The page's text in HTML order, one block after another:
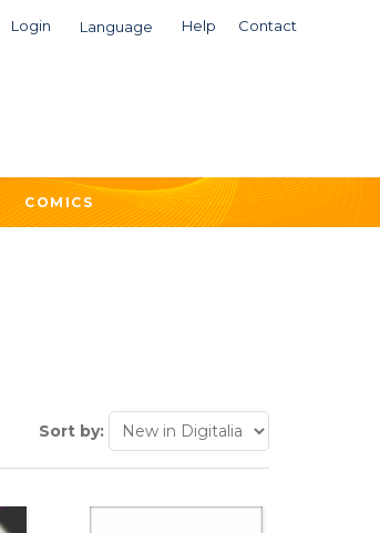
Login Language Help Contact
COMICS
Sort by: